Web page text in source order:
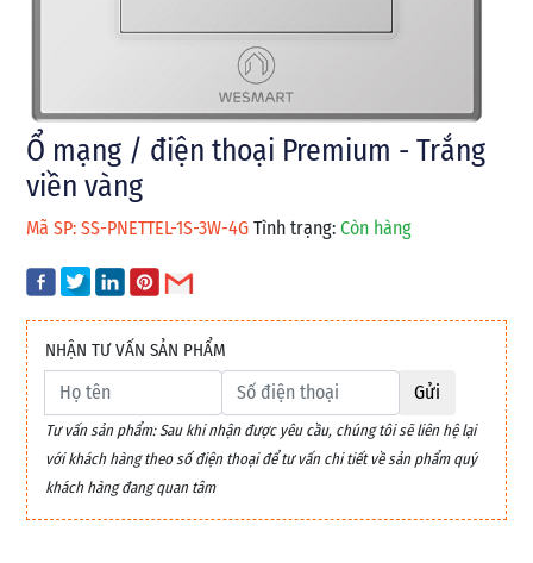
Ổ mạng / điện thoại Premium - Trắng
viền vàng
Mã SP: SS-PNETTEL-1S-3W-4G Tình trạng: Còn hàng
NHẬN TƯ VẤN SẢN PHẨM
Gửi
Tư vấn sản phẩm: Sau khi nhận được yêu cầu, chúng tôi sẽ liên hệ lại
với khách hàng theo số điện thoại để tư vấn chi tiết về sản phẩm quý
khách hàng đang quan tâm